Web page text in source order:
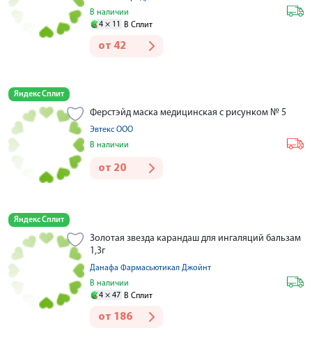
В наличии
4 × 11 В Сплит
от 42
Яндекс Сплит
Ферстэйд маска медицинская c рисунком № 5
Эвтекс ООО
В наличии
от 20
Яндекс Сплит
Золотая звезда карандаш для ингаляций бальзам
1,3г
Данафа Фармасьютикал Джойнт
В наличии
4 × 47 В Сплит
от 186